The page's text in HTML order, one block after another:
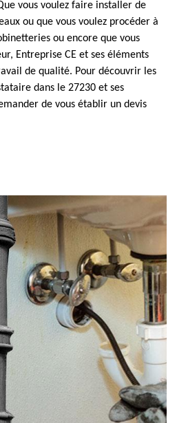
vous voulez faire installer de
ou que vous voulez procéder à
ou encore que vous
Entreprise CE et ses éléments
de qualité. Pour découvrir les
dans le 27230 et ses
de vous établir un devis